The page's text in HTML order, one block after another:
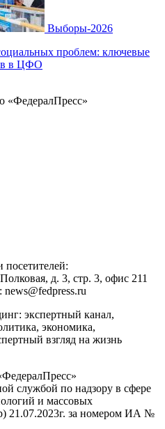
Выборы-2026
проблем: ключевые
в ЦФО
«ФедералПресс»
посетителей:
д. 3, стр. 3, офис 211
news@fedpress.ru
экспертный канал,
экономика,
взгляд на жизнь
службой по надзору в сфере
и массовых
21.07.2023г. за номером ИА №